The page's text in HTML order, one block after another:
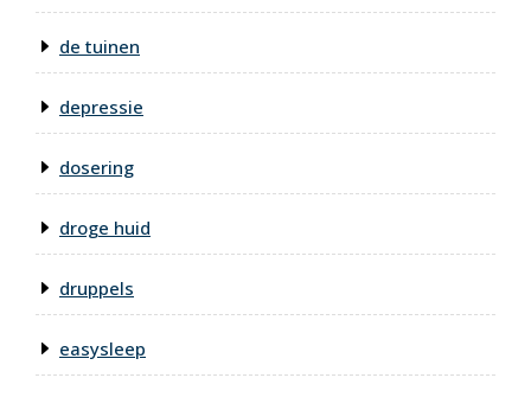
de tuinen
depressie
dosering
droge huid
druppels
easysleep